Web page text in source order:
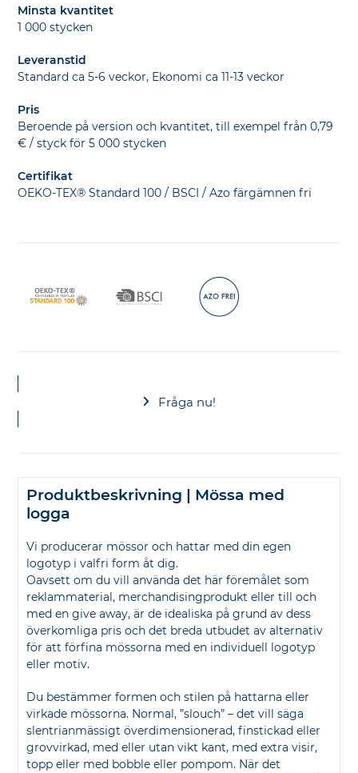
Minsta kvantitet
1 000 stycken
Leveranstid
Standard ca 5-6 veckor, Ekonomi ca 11-13 veckor
Pris
Beroende på version och kvantitet, till exempel från 0,79
€ / styck för 5 000 stycken
Certifikat
OEKO-TEX® Standard 100 / BSCI / Azo färgämnen fri
Fråga nu!
Produktbeskrivning | Mössa med
logga
Vi producerar mössor och hattar med din egen
logotyp i valfri form åt dig.
Oavsett om du vill använda det här föremålet som
reklammaterial, merchandisingprodukt eller till och
med en give away, är de idealiska på grund av dess
överkomliga pris och det breda utbudet av alternativ
för att förfina mössorna med en individuell logotyp
eller motiv.
Du bestämmer formen och stilen på hattarna eller
virkade mössorna. Normal, ”slouch” – det vill säga
slentrianmässigt överdimensionerad, finstickad eller
grovvirkad, med eller utan vikt kant, med extra visir,
topp eller med bobble eller pompom. När det